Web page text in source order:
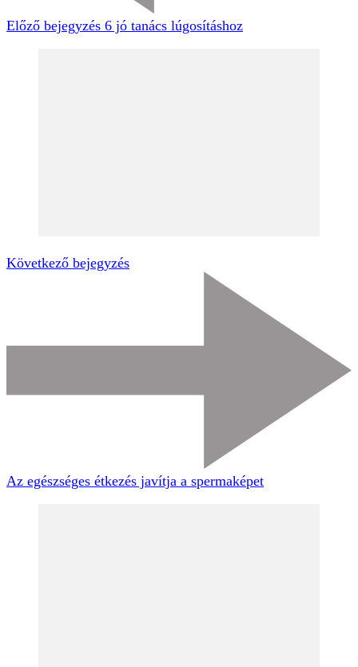
Előző bejegyzés 6 jó tanács lúgosításhoz
Következő bejegyzés
Az egészséges étkezés javítja a spermaképet